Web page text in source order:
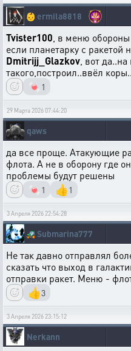
👶 ermila8818
Tvister100 , в меню
если планетарку с ракетой
Dmitrijj_Glazkov , вот
такого,построил..ввёл
🍬 1
29 Марта 2026 07:44:20
qaws
да все проще. Атакующие
флота. А не в оборону где
проблемы будут решены
🍬 1 👍1
3 Апреля 2026 22:54:28
🚜Submarina777
Не так давно отправлял
сказать что выход в
отправки ракет. Меню -
👍3
3 Апреля 2026 23:15:12
Nerkann